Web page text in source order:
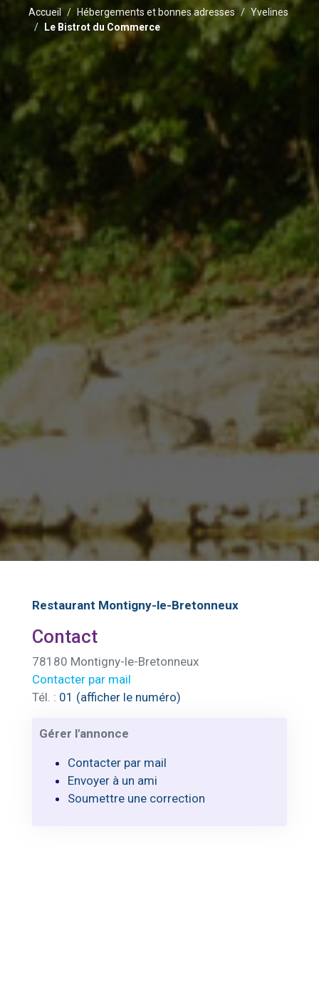
Accueil Hébergements et bonnes adresses
Yvelines
Le Bistrot du Commerce
Restaurant Montigny-le-Bretonneux
Contact
78180 Montigny-le-Bretonneux
Contacter par mail
Tél. : 01 (afficher le numéro)
Gérer l'annonce
Contacter par mail
Envoyer à un ami
Soumettre une correction